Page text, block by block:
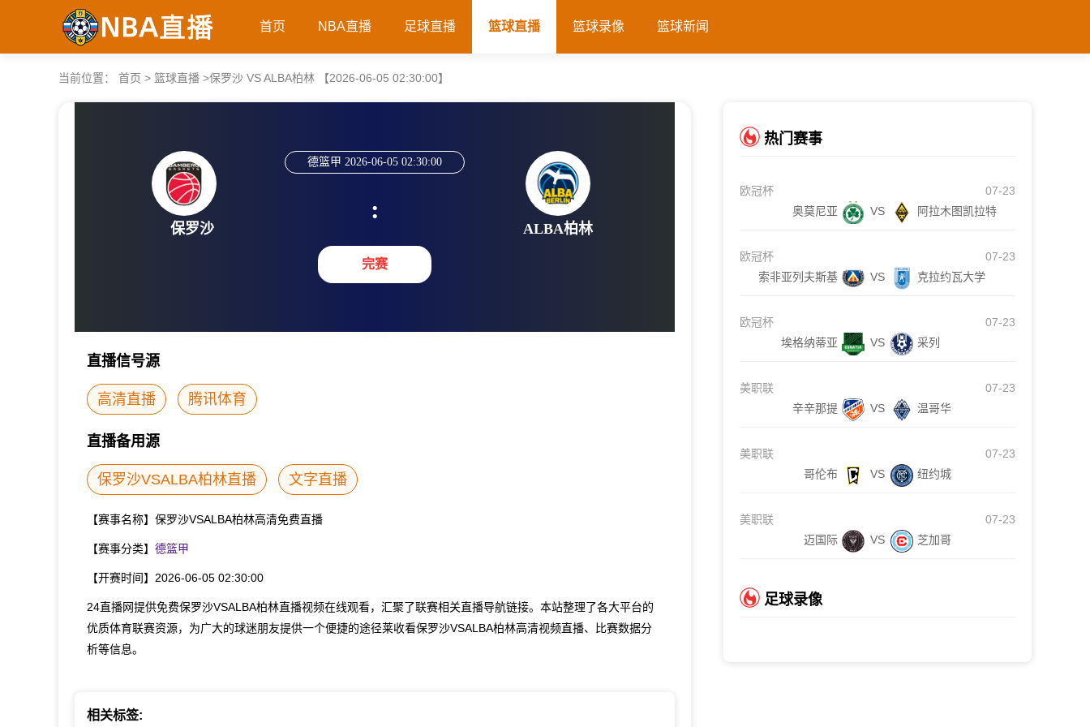
首页 NBA直播 足球直播 篮球直播 篮球录像 篮球新闻
当前位置： 首页 > 篮球直播 >保罗沙 VS ALBA柏林 【2026-06-05 02:30:00】
保罗沙
德篮甲 2026-06-05 02:30:00
:
完赛
ALBA柏林
直播信号源
高清直播 腾讯体育
直播备用源
保罗沙VSALBA柏林直播 文字直播
【赛事名称】 保罗沙VSALBA柏林高清免费直播
【赛事分类】 德篮甲
【开赛时间】 2026-06-05 02:30:00
24直播网提供免费保罗沙VSALBA柏林直播视频在线观看，汇聚了联赛相关直播导航链接。本站整理了各大平台的
优质体育联赛资源，为广大的球迷朋友提供一个便捷的途径莱收看保罗沙VSALBA柏林高清视频直播、比赛数据分
析等信息。
相关标签:
热门赛事
欧冠杯
07-23
奥莫尼亚
VS 阿拉木图凯拉特
欧冠杯
07-23
索非亚列夫斯基
VS 克拉约瓦大学
欧冠杯
07-23
埃格纳蒂亚
VS 采列
美职联
07-23
辛辛那提
VS 温哥华
美职联
07-23
哥伦布
VS 纽约城
美职联
07-23
迈国际
VS 芝加哥
足球录像